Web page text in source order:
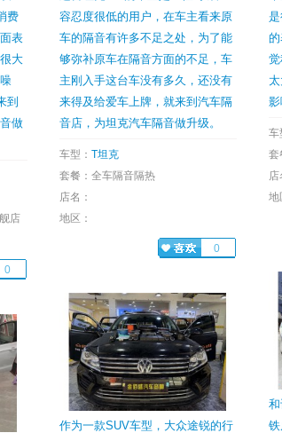
费
表
大
到
做
店
0
容忍度很低的用户，在车主看来原
车的隔音有许多不足之处，为了能
够弥补原车在隔音方面的不足，车
主刚入手这台车没有多久，还没有
来得及给爱车上牌，就来到汽车隔
音店，为坦克汽车隔音做升级。
车型： T坦克
套餐：全车隔音隔热
店名：
地区：
0
影
车
套
店
地
作为一款SUV车型，大众途锐的行